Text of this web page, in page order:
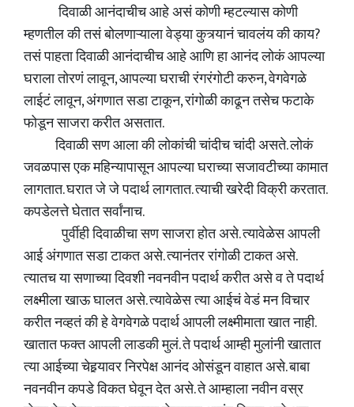
दिवाळी आनंदाचीच आहे असं कोणी म्हटल्यास कोणी
म्हणतील की तसं बोलणाऱ्याला वेड्या कुत्र्यानं चावलंय की काय?
तसं पाहता दिवाळी आनंदाचीच आहे आणि हा आनंद लोकं आपल्या
घराला तोरणं लावून, आपल्या घराची रंगरंगोटी करुन, वेगवेगळे
लाईटं लावून, अंगणात सडा टाकून, रांगोळी काढून तसेच फटाके
फोडून साजरा करीत असतात.
दिवाळी सण आला की लोकांची चांदीच चांदी असते. लोकं
जवळपास एक महिन्यापासून आपल्या घराच्या सजावटीच्या कामात
लागतात. घरात जे जे पदार्थ लागतात. त्याची खरेदी विक्री करतात.
कपडेलत्ते घेतात सर्वांनाच.
पुर्वीही दिवाळीचा सण साजरा होत असे. त्यावेळेस आपली
आई अंगणात सडा टाकत असे. त्यानंतर रांगोळी टाकत असे.
त्यातच या सणाच्या दिवशी नवनवीन पदार्थ करीत असे व ते पदार्थ
लक्ष्मीला खाऊ घालत असे. त्यावेळेस त्या आईचं वेडं मन विचार
करीत नव्हतं की हे वेगवेगळे पदार्थ आपली लक्ष्मीमाता खात नाही.
खातात फक्त आपली लाडकी मुलं. ते पदार्थ आम्ही मुलांनी खातात
त्या आईच्या चेहर्‍यावर निरपेक्ष आनंद ओसंडून वाहात असे. बाबा
नवनवीन कपडे विकत घेवून देत असे. ते आम्हाला नवीन वस्र